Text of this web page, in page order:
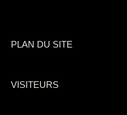
PLAN DU SITE
VISITEURS